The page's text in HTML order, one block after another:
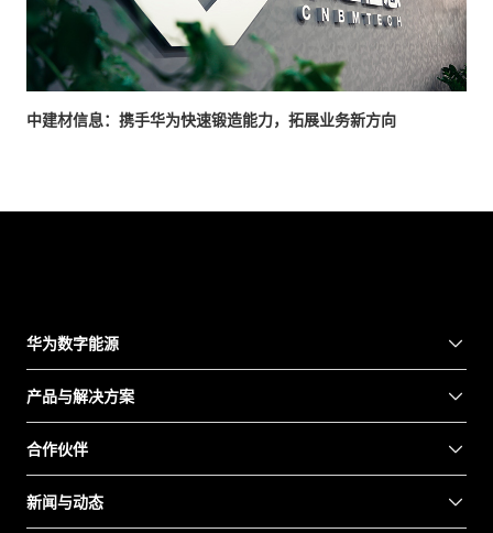
中建材信息：携手华为快速锻造能力，拓展业务新方向
华为数字能源
产品与解决方案
合作伙伴
新闻与动态